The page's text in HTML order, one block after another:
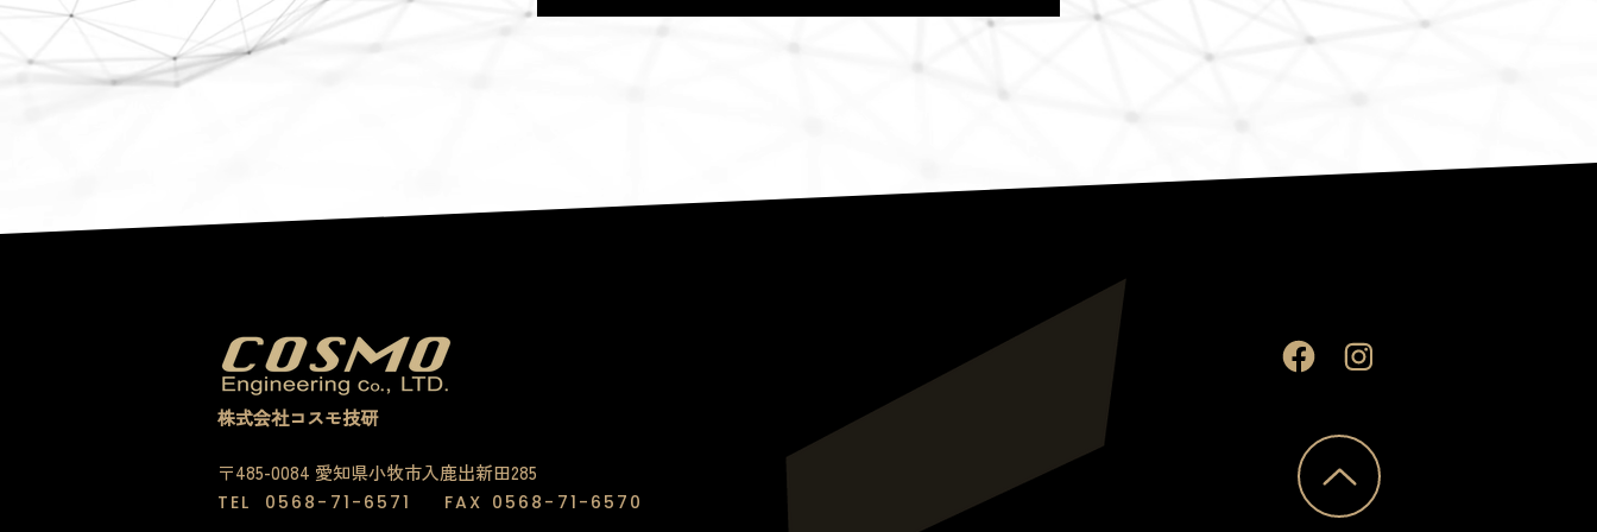
株式会社コスモ技研
〒485-0084 愛知県小牧市入鹿出新田285
TEL 0568-71-6571 FAX 0568-71-6570